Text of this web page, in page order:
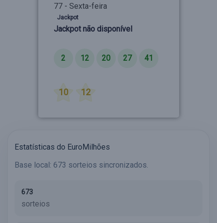
77 - Sexta-feira
Jackpot
Jackpot não disponível
2 12 20 27 41
10 12
Estatísticas do EuroMilhões
Base local: 673 sorteios sincronizados.
673
sorteios